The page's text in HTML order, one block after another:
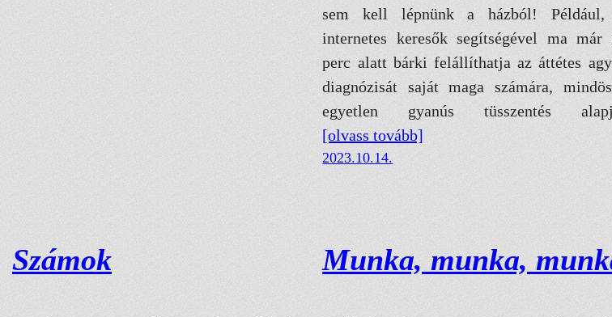
sem kell lépnünk a házból! Például,
internetes keresők segítségével ma már
perc alatt bárki felállíthatja az áttétes
diagnózisát saját maga számára,
egyetlen gyanús tüsszentés
[olvass tovább]
2023.10.14.
Számok Munka, munka,